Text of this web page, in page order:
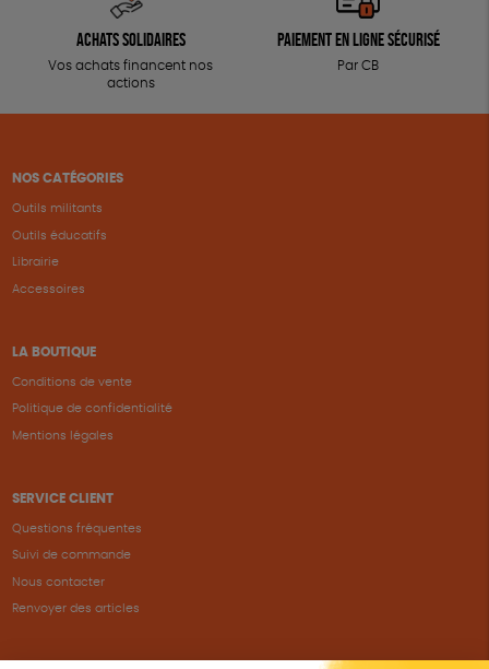
Achats solidaires
Vos achats financent nos
actions
Paiement en ligne sécurisé
Par CB
NOS CATÉGORIES
Outils militants
Outils éducatifs
Librairie
Accessoires
LA BOUTIQUE
Conditions de vente
Politique de confidentialité
Mentions légales
SERVICE CLIENT
Questions fréquentes
Suivi de commande
Nous contacter
Renvoyer des articles